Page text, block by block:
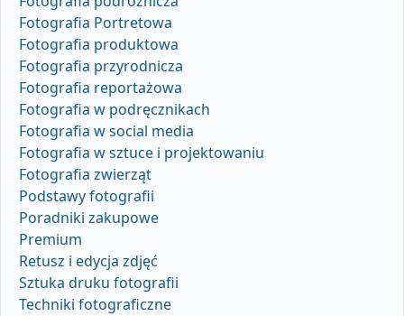
Fotografia Portretowa
Fotografia produktowa
Fotografia przyrodnicza
Fotografia reportażowa
Fotografia w podręcznikach
Fotografia w social media
Fotografia w sztuce i projektowaniu
Fotografia zwierząt
Podstawy fotografii
Poradniki zakupowe
Premium
Retusz i edycja zdjęć
Sztuka druku fotografii
Techniki fotograficzne